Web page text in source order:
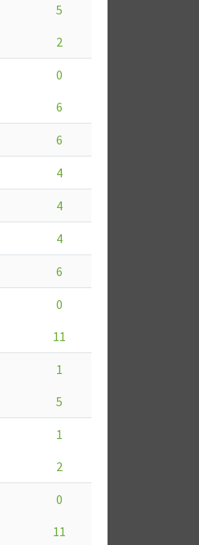
5
2
0
6
6
4
4
4
6
0
11
1
5
1
2
0
11